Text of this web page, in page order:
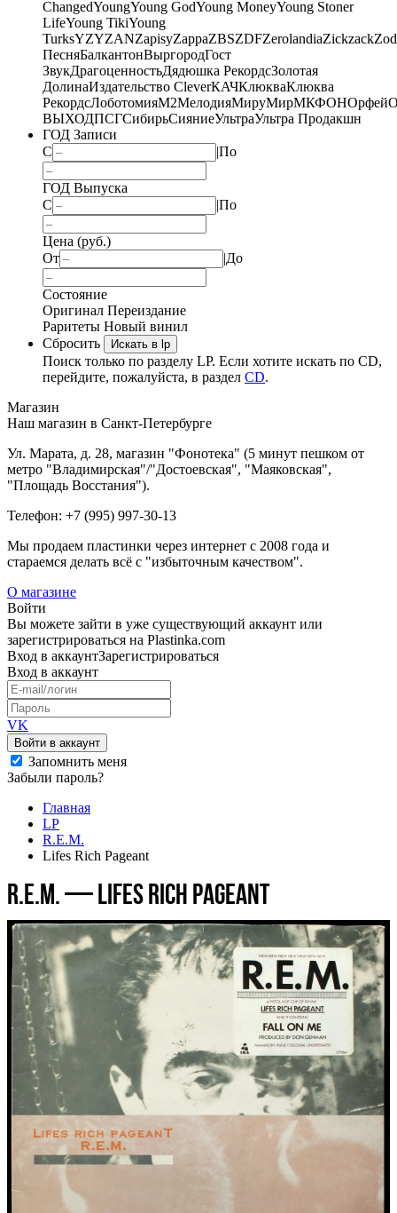
ChangedYoungYoung GodYoung MoneyYoung Stoner
LifeYoung TikiYoung
TurksYZYZANZapisyZappaZBSZDFZerolandiaZickzack
ПесняБалкантонВыргородГост
ЗвукДрагоценностьДядюшка РекордсЗолотая
ДолинаИздательство CleverКАЧКлюкваКлюква
РекордсЛоботомияМ2МелодияМируМирМКФОНОрфей
ВЫХОДПСГСибирьСияниеУльтраУльтра Продакшн
ГОД Записи
С
|По
ГОД Выпуска
С
|По
Цена (руб.)
От
|До
Состояние
Оригинал Переиздание
Раритеты Новый винил
Сбросить
Искать в lp
Поиск только по разделу LP. Если хотите искать по CD,
перейдите, пожалуйста, в раздел CD.
Магазин
Наш магазин в Санкт-Петербурге
Ул. Марата, д. 28, магазин "Фонотека" (5 минут пешком от
метро "Владимирская"/"Достоевская", "Маяковская",
"Площадь Восстания").
Телефон: +7 (995) 997-30-13
Мы продаем пластинки через интернет c 2008 года и
стараемся делать всё с "избыточным качеством".
О магазине
Войти
Вы можете зайти в уже существующий аккаунт или
зарегистрироваться на Plastinka.com
Вход в аккаунтЗарегистрироваться
Вход в аккаунт
VK
Войти в аккаунт
Запомнить меня
Забыли пароль?
Главная
LP
R.E.M.
Lifes Rich Pageant
R.E.M. — Lifes Rich Pageant